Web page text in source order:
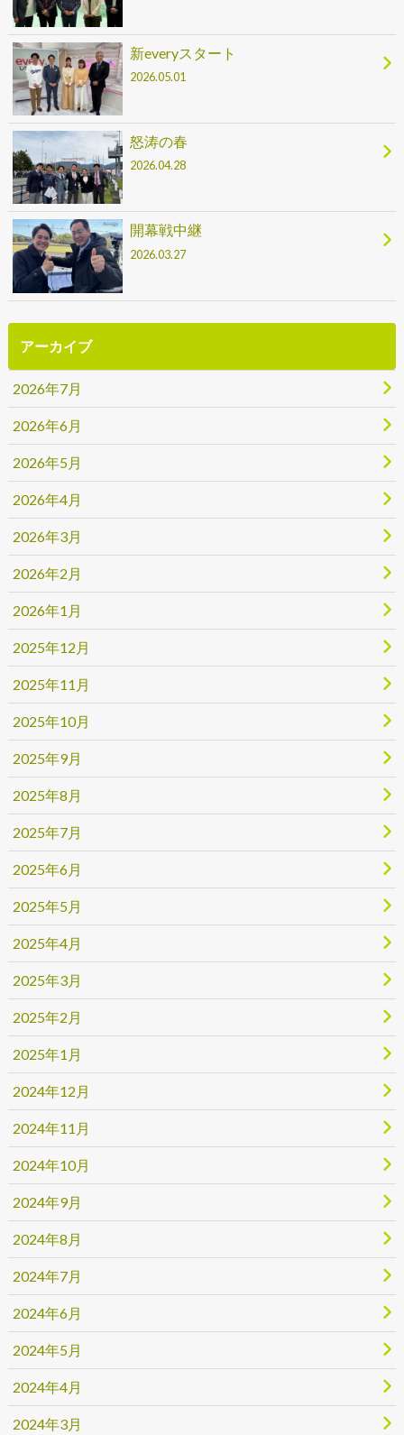
新everyスタート
2026.05.01
怒涛の春
2026.04.28
開幕戦中継
2026.03.27
アーカイブ
2026年7月
2026年6月
2026年5月
2026年4月
2026年3月
2026年2月
2026年1月
2025年12月
2025年11月
2025年10月
2025年9月
2025年8月
2025年7月
2025年6月
2025年5月
2025年4月
2025年3月
2025年2月
2025年1月
2024年12月
2024年11月
2024年10月
2024年9月
2024年8月
2024年7月
2024年6月
2024年5月
2024年4月
2024年3月